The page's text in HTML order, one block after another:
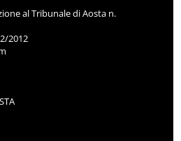
al Tribunale di Aosta n.
2012